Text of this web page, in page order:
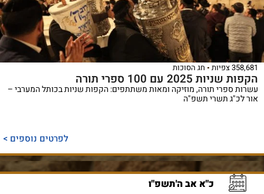
358,681 צפיות חג הסוכות
הקפות שניות 2025 עם 100 ספרי תורה
עשרות ספרי תורה, מוזיקה ומאות משתתפים: הקפות שניות בכותל המערבי –
אור לכ"ג תשרי תשפ"ה
לפרטים נוספים >
כ"א אב ה'תשפ"ו